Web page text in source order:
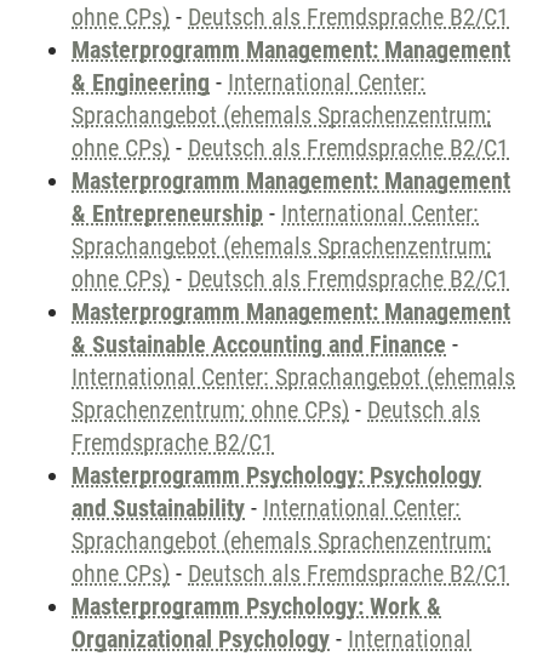
ohne CPs) - Deutsch als Fremdsprache B2/C1
Masterprogramm Management: Management
& Engineering - International Center:
Sprachangebot (ehemals Sprachenzentrum;
ohne CPs) - Deutsch als Fremdsprache B2/C1
Masterprogramm Management: Management
& Entrepreneurship - International Center:
Sprachangebot (ehemals Sprachenzentrum;
ohne CPs) - Deutsch als Fremdsprache B2/C1
Masterprogramm Management: Management
& Sustainable Accounting and Finance -
International Center: Sprachangebot (ehemals
Sprachenzentrum; ohne CPs) - Deutsch als
Fremdsprache B2/C1
Masterprogramm Psychology: Psychology
and Sustainability - International Center:
Sprachangebot (ehemals Sprachenzentrum;
ohne CPs) - Deutsch als Fremdsprache B2/C1
Masterprogramm Psychology: Work &
Organizational Psychology - International